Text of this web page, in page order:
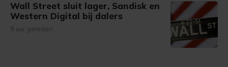
Wall Street sluit lager, Sandisk en
Western Digital bij dalers
9 uur geleden